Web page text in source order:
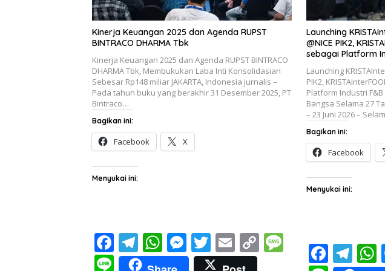
Kinerja Keuangan 2025 dan Agenda RUPST
BINTRACO DHARMA Tbk
Kinerja Keuangan 2025 dan Agenda RUPST BINTRACO
DHARMA Tbk, Membukukan Laba Inti Konsolidasian
Sebesar Rp148 miliar JAKARTA, Indonesia jurnalis –
Pada tahun buku yang berakhir 31 Desember 2025, PT
Bintraco…
Bagikan ini:
Facebook X
Menyukai ini:
F
ac
T
el
W
h
M
e
T
w
E
m
C
Li
Launching
@NICE PIK2,
sebagai Platform
Launching
PIK2,
Platform Industri
Bangsa Selama 27
– 23 Juni 2026 –
Bagikan ini:
Facebook
Menyukai ini:
F T